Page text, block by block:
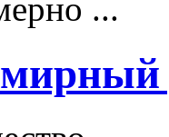
...